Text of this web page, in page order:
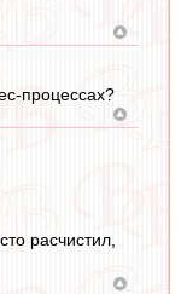
процессах?
расчистил,